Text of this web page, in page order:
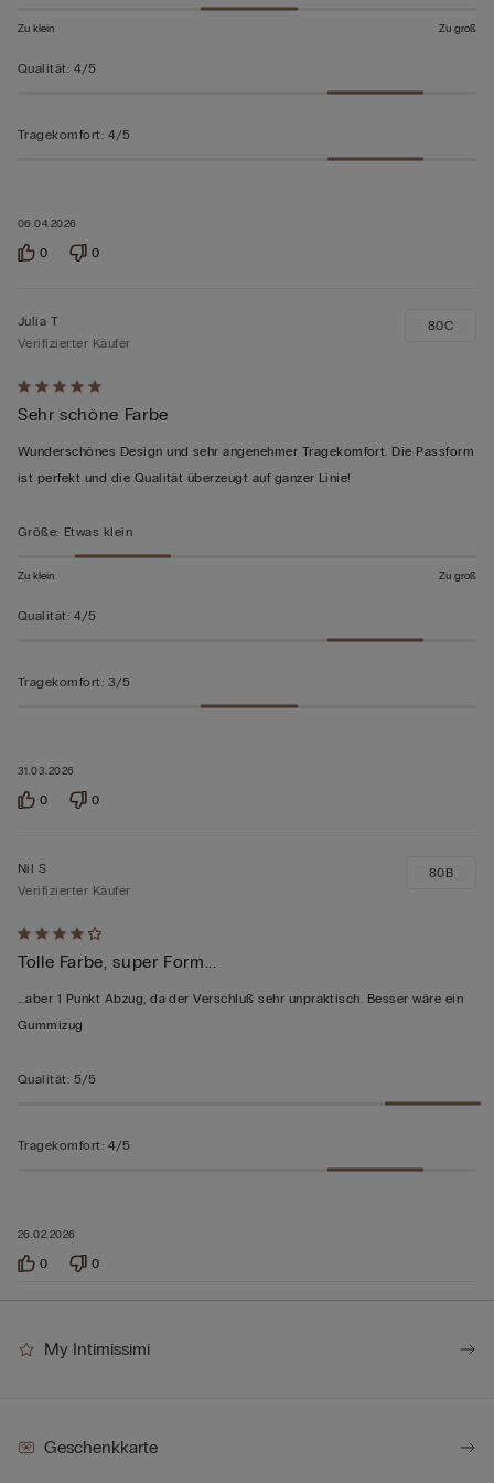
06.04.2026
Zu klein Zu groß
Qualität: 4/5
Tragekomfort: 4/5
0 0
Mit
5
von
5
31.03.2026
Julia T
Verifizierter Käufer
Sehr schöne Farbe
Wunderschönes Design und sehr angenehmer Tragekomfort. Die Passform
ist perfekt und die Qualität überzeugt auf ganzer Linie!
80C
Größe: Etwas klein
Zu klein Zu groß
Qualität: 4/5
Tragekomfort: 3/5
0 0
Mit
4
von
5
26.02.2026
Nil S
Verifizierter Käufer
Tolle Farbe, super Form...
...aber 1 Punkt Abzug, da der Verschluß sehr unpraktisch. Besser wäre ein
Gummizug
80B
Qualität: 5/5
Tragekomfort: 4/5
0 0
My Intimissimi
Geschenkkarte